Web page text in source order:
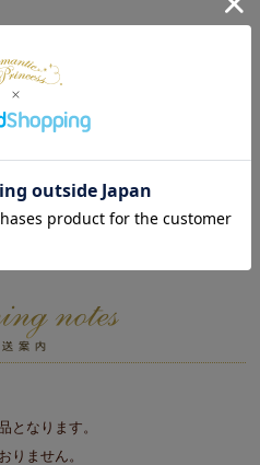
からお届けまで２～３週間程度お時
さい。（年末年始・ゴールデンウィ
繁忙期は、メーカーの都合上、記載
ご注意ください。
となります。
りません。